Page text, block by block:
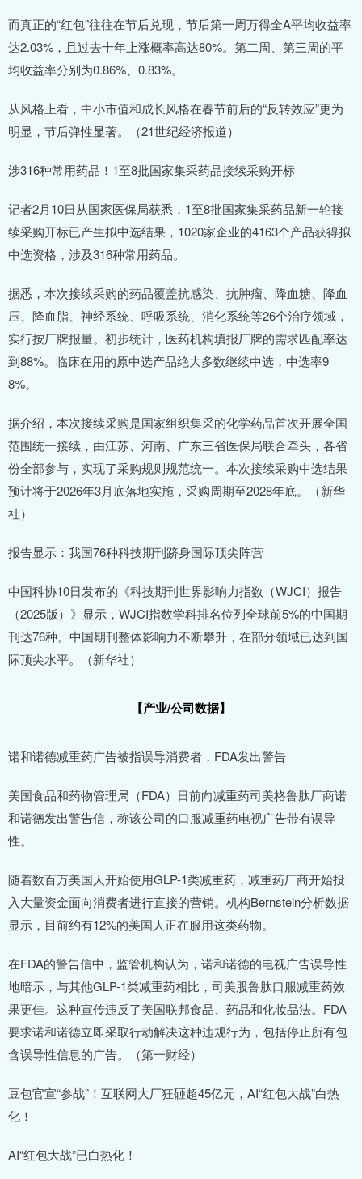
而真正的“红包”往往在节后兑现，节后第一周万得全A平均收益率
达2.03%，且过去十年上涨概率高达80%。第二周、第三周的平
均收益率分别为0.86%、0.83%。
从风格上看，中小市值和成长风格在春节前后的“反转效应”更为
明显，节后弹性显著。（21世纪经济报道）
涉316种常用药品！1至8批国家集采药品接续采购开标
记者2月10日从国家医保局获悉，1至8批国家集采药品新一轮接
续采购开标已产生拟中选结果，1020家企业的4163个产品获得拟
中选资格，涉及316种常用药品。
据悉，本次接续采购的药品覆盖抗感染、抗肿瘤、降血糖、降血
压、降血脂、神经系统、呼吸系统、消化系统等26个治疗领域，
实行按厂牌报量。初步统计，医药机构填报厂牌的需求匹配率达
到88%。临床在用的原中选产品绝大多数继续中选，中选率9
8%。
据介绍，本次接续采购是国家组织集采的化学药品首次开展全国
范围统一接续，由江苏、河南、广东三省医保局联合牵头，各省
份全部参与，实现了采购规则规范统一。本次接续采购中选结果
预计将于2026年3月底落地实施，采购周期至2028年底。（新华
社）
报告显示：我国76种科技期刊跻身国际顶尖阵营
中国科协10日发布的《科技期刊世界影响力指数（WJCI）报告
（2025版）》显示，WJCI指数学科排名位列全球前5%的中国期
刊达76种。中国期刊整体影响力不断攀升，在部分领域已达到国
际顶尖水平。（新华社）
【产业/公司数据】
诺和诺德减重药广告被指误导消费者，FDA发出警告
美国食品和药物管理局（FDA）日前向减重药司美格鲁肽厂商诺
和诺德发出警告信，称该公司的口服减重药电视广告带有误导
性。
随着数百万美国人开始使用GLP-1类减重药，减重药厂商开始投
入大量资金面向消费者进行直接的营销。机构Bernstein分析数据
显示，目前约有12%的美国人正在服用这类药物。
在FDA的警告信中，监管机构认为，诺和诺德的电视广告误导性
地暗示，与其他GLP-1类减重药相比，司美股鲁肽口服减重药效
果更佳。这种宣传违反了美国联邦食品、药品和化妆品法。FDA
要求诺和诺德立即采取行动解决这种违规行为，包括停止所有包
含误导性信息的广告。（第一财经）
豆包官宣“参战”！互联网大厂狂砸超45亿元，AI“红包大战”白热
化！
AI“红包大战”已白热化！